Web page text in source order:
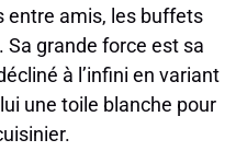
entre amis, les buffets
Sa grande force est sa
à l’infini en variant
une toile blanche pour